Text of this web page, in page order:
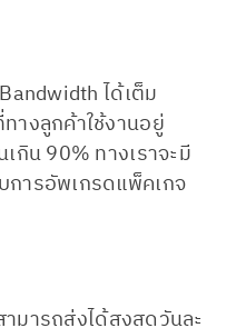
ได้เต็ม
างลูกค้าใช้งานอยู่
กิน 90% ทางเราจะมี
การอัพเกรดแพ็คเกจ
มารถส่งได้สูงสุดวันละ